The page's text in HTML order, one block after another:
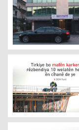
DEM Partiyê
DEM Partî